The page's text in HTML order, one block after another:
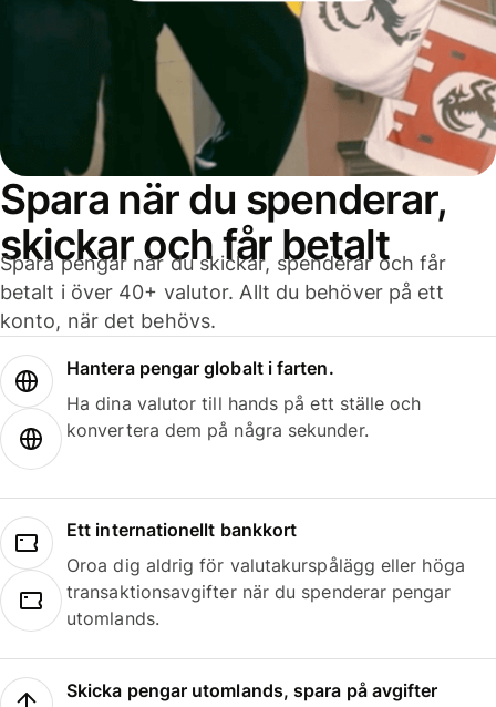
Spara när du spenderar,
skickar och får betalt
Spara pengar när du skickar, spenderar och får
betalt i över 40+ valutor. Allt du behöver på ett
konto, när det behövs.
Hantera pengar globalt i farten.
Ha dina valutor till hands på ett ställe och
konvertera dem på några sekunder.
Ett internationellt bankkort
Oroa dig aldrig för valutakurspålägg eller höga
transaktionsavgifter när du spenderar pengar
utomlands.
Skicka pengar utomlands, spara på avgifter